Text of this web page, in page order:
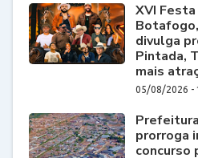
XVI
divulga
Pintada,
mais
05/08/2026 -
prorroga
concurso